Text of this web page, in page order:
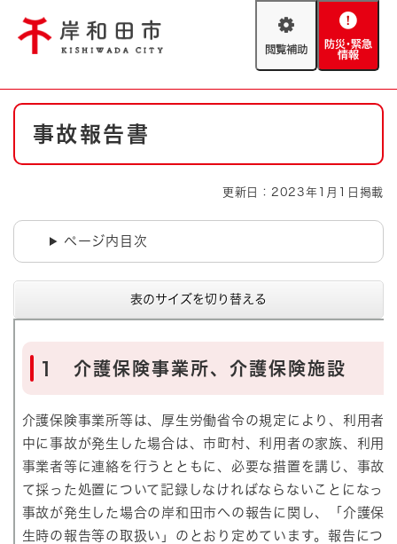
閲
助
防
緊
やさしい日本語
背景色変更 白 黒 青
防災・緊急情報
ハザードマップ AED設置箇所
本
事故報告書
更新日：2023年1月1日掲載
ページ内目次
表のサイズを切り替える
1 介護保険事業所、介護保険施設
介護保険事業所等は、厚生労働省令の規定により、利用者
中に事故が発生した場合は、市町村、利用者の家族、利用
事業者等に連絡を行うとともに、必要な措置を講じ、事故
て採った処置について記録しなければならないことになっ
事故が発生した場合の岸和田市への報告に関し、「介護保
生時の報告等の取扱い」のとおり定めています。報告につ